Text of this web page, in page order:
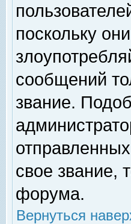
поскольку
сообщений
звание.
свое звание,
форума.
Вернуться